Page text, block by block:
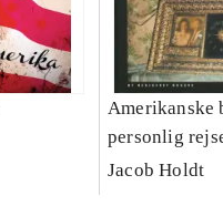
Amerikanske
personlig
ghettoen
Jacob Holdt